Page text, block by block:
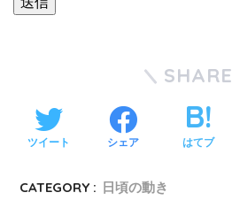
SHARE
ツイート シェア はてブ
CATEGORY : 日頃の動き